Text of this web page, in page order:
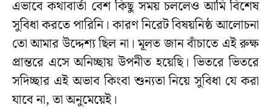
এভাবে কথাবার্তা বেশ কিছু সময় চললেও আমি বিশেষ
সুবিধা করতে পারিনি। কারণ নিরেট বিষয়নিষ্ঠ আলোচনা
তো আমার উদ্দেশ্য ছিল না। মূলত জান বাঁচাতে এই রুক্ষ
প্রান্তরে এসে অনিচ্ছায় উপনীত হয়েছি। ভিতরে ভিতরে
সদিচ্ছার এই অভাব কিংবা শুন্যতা নিয়ে সুবিধা যে করা
যাবে না, তা অনুমেয়েই।